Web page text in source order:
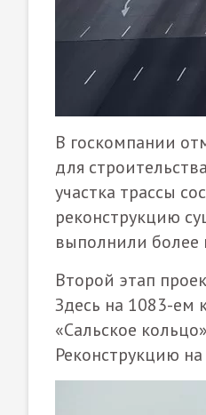
В госкомпании
для
участка трассы
реконструкцию
выполнили более
Второй этап
Здесь на 1083-ем
«Сальское
Реконструкцию